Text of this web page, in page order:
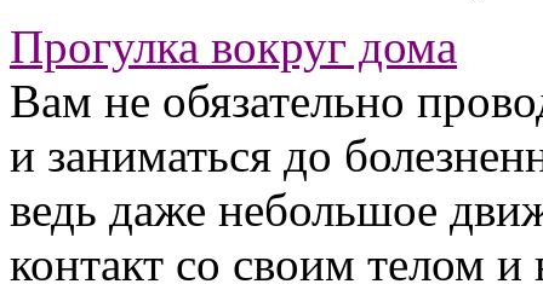
Прогулка вокруг дома
Вам не обязательно
и заниматься до
ведь даже небольшое
контакт со своим телом